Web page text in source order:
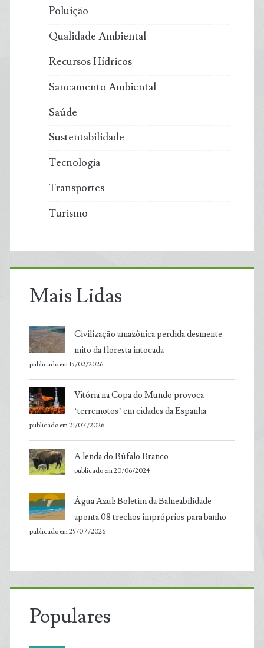
Poluição
Qualidade Ambiental
Recursos Hídricos
Saneamento Ambiental
Saúde
Sustentabilidade
Tecnologia
Transportes
Turismo
Mais Lidas
Civilização amazônica perdida desmente
mito da floresta intocada
publicado em 15/02/2026
Vitória na Copa do Mundo provoca
‘terremotos’ em cidades da Espanha
publicado em 21/07/2026
A lenda do Búfalo Branco
publicado em 20/06/2024
Água Azul: Boletim da Balneabilidade
aponta 08 trechos impróprios para banho
publicado em 25/07/2026
Populares